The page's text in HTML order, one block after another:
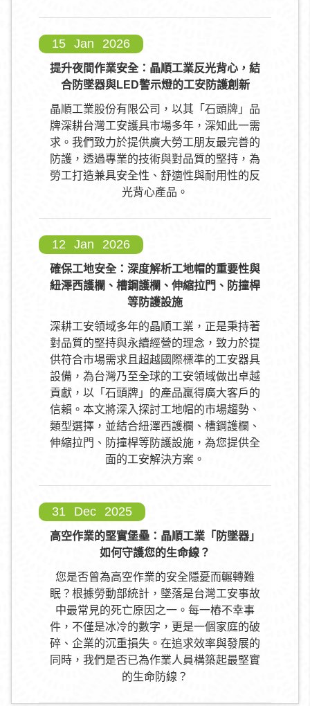
15 Jan 2026
提升夜間作業安全：晶順工業反光背心，結
合防墜器與LED警示燈的工安防護創新
晶順工業股份有限公司，以其「石頭牌」品
牌深耕台灣工安護具市場多年，深知此一需
求。我們致力於提供廣大勞工朋友最完善的
防護，透過專業的技術與對品質的堅持，為
勞工打造兼具安全性、舒適性與耐用性的反
光背心產品。
12 Jan 2026
確保工地安全：深度解析工地帽的重要性與
紐澤西護欄、槽鋼護欄、伸縮拉門、防撞桿
等防護設施
深耕工安領域多年的晶順工業，正是秉持著
對品質的堅持與永續經營的理念，致力於提
供符合市場需求且超越國際標準的工安器具
設備，為台灣乃至全球的工安領域做出卓越
貢獻，以「石頭牌」的產品贏得廣大客戶的
信賴。本文將深入探討工地帽的市場趨勢、
類型選擇，並結合紐澤西護欄、槽鋼護欄、
伸縮拉門、防撞桿等防護設施，為您提供全
面的工安解決方案。
31 Dec 2025
高空作業的堅實堡壘：晶順工業「防墜器」
如何守護您的生命線？
您是否曾為高空作業的安全隱憂而輾轉難
眠？根據勞動部統計，墜落是台灣工安事故
中最常見的死亡原因之一。每一樁不幸事
件，不僅是冰冷的數字，更是一個家庭的破
碎、企業的沉重損失。在追求效率與發展的
同時，我們是否已為作業人員構築起最堅實
的生命防線？